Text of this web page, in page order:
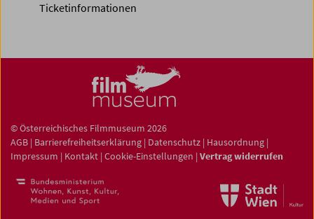
Ticketinformationen
© Österreichisches Filmmuseum 2026
AGB | Barrierefreiheitserklärung | Datenschutz | Hausordnung |
Impressum | Kontakt | Cookie-Einstellungen | Vertrag widerrufen